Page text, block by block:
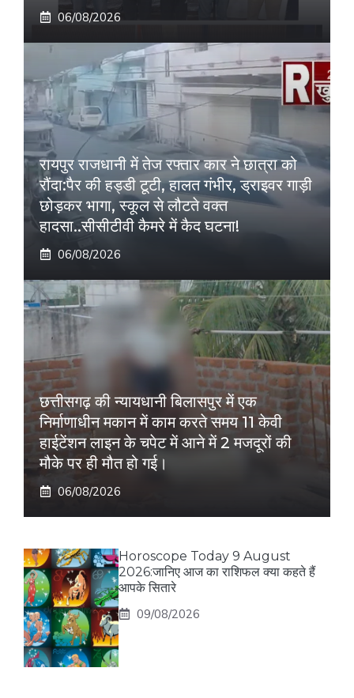
06/08/2026
रायपुर राजधानी में तेज रफ्तार कार ने छात्रा को
रौंदा:पैर की हड्डी टूटी, हालत गंभीर, ड्राइवर गाड़ी
छोड़कर भागा, स्कूल से लौटते वक्त
हादसा..सीसीटीवी कैमरे में कैद घटना!
06/08/2026
छत्तीसगढ़ की न्यायधानी बिलासपुर में एक
निर्माणाधीन मकान में काम करते समय 11 केवी
हाईटेंशन लाइन के चपेट में आने में 2 मजदूरों की
मौके पर ही मौत हो गई।
06/08/2026
Horoscope Today 9 August
2026:जानिए आज का राशिफल क्या कहते हैं
आपके सितारे
09/08/2026